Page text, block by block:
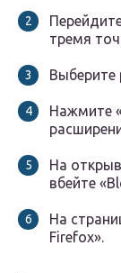
тремя
Выберите
Нажмите
На
вбейте
На
Firefox».